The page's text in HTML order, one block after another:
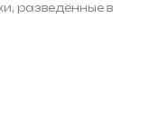
разведённые в